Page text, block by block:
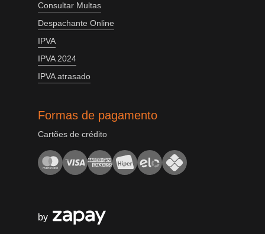
Consultar Multas
Despachante Online
IPVA
IPVA 2024
IPVA atrasado
Formas de pagamento
Cartões de crédito
by